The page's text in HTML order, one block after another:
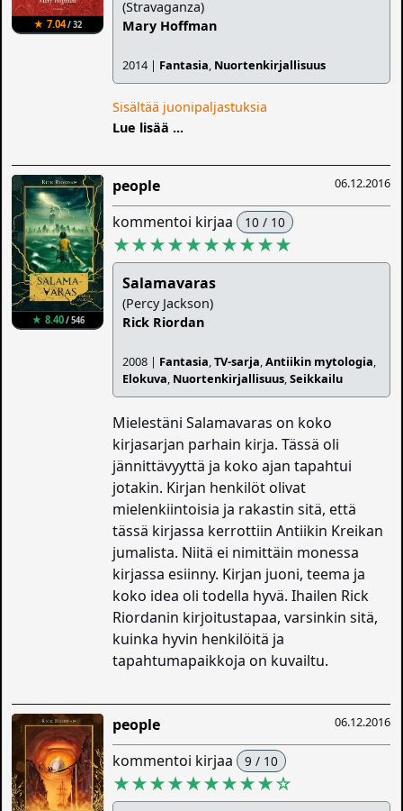
★ 7.04/ 32
(Stravaganza)
Mary Hoffman
2014 | Fantasia, Nuortenkirjallisuus
Sisältää juonipaljastuksia
Lue lisää ...
★ 8.40/ 546
06.12.2016
people
kommentoi kirjaa 10 / 10
★★★★★★★★★★
Salamavaras
(Percy Jackson)
Rick Riordan
2008 | Fantasia,TV-sarja,Antiikin mytologia,
Elokuva, Nuortenkirjallisuus,Seikkailu
Mielestäni Salamavaras on koko
kirjasarjan parhain kirja. Tässä oli
jännittävyyttä ja koko ajan tapahtui
jotakin. Kirjan henkilöt olivat
mielenkiintoisia ja rakastin sitä, että
tässä kirjassa kerrottiin Antiikin Kreikan
jumalista. Niitä ei nimittäin monessa
kirjassa esiinny. Kirjan juoni, teema ja
koko idea oli todella hyvä. Ihailen Rick
Riordanin kirjoitustapaa, varsinkin sitä,
kuinka hyvin henkilöitä ja
tapahtumapaikkoja on kuvailtu.
06.12.2016
people
kommentoi kirjaa 9 / 10
★★★★★★★★★☆